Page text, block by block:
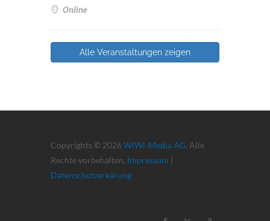
Online
Alle Veranstaltungen zeigen
Copyrights © 2026 WiWi-Media AG. Alle
Rechte vorbehalten. Impressum |
Datenschutzerkärung